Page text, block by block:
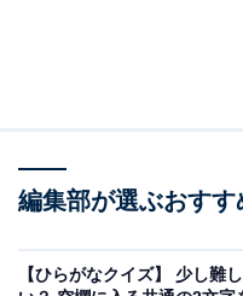
編集部が選ぶおすす
【ひらがなクイズ】 少し難し